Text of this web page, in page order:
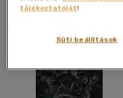
Korosztály szerint
Szűrés
40 db / oldal
tájékoztatóját!
Süti beállítások